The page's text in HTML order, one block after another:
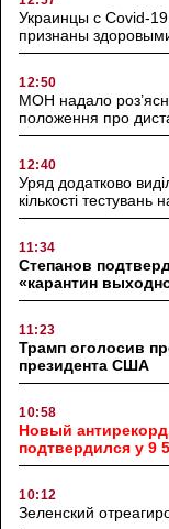
Украинцы с Covid-
признаны
12:50
МОН надало
положення про
12:40
Уряд додатково
кількості тестувань
11:34
Степанов
«карантин
11:23
Трамп оголосив
президента США
10:58
Новый
подтвердился у 9
10:12
Зеленский